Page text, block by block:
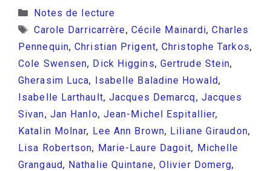
Catégories
Notes de lecture
Étiquettes
Carole Darricarrère, Cécile Mainardi,Charles
Pennequin,Christian Prigent,Christophe Tarkos,
Cole Swensen, Dick Higgins, Gertrude Stein,
Gherasim Luca, Isabelle Baladine Howald,
Isabelle Larthault,Jacques Demarcq, Jacques
Sivan, Jan Hanlo, Jean-Michel Espitallier,
Katalin Molnar, Lee Ann Brown, Liliane Giraudon,
Lisa Robertson, Marie-Laure Dagoit, Michelle
Grangaud, Nathalie Quintane, Olivier Domerg,